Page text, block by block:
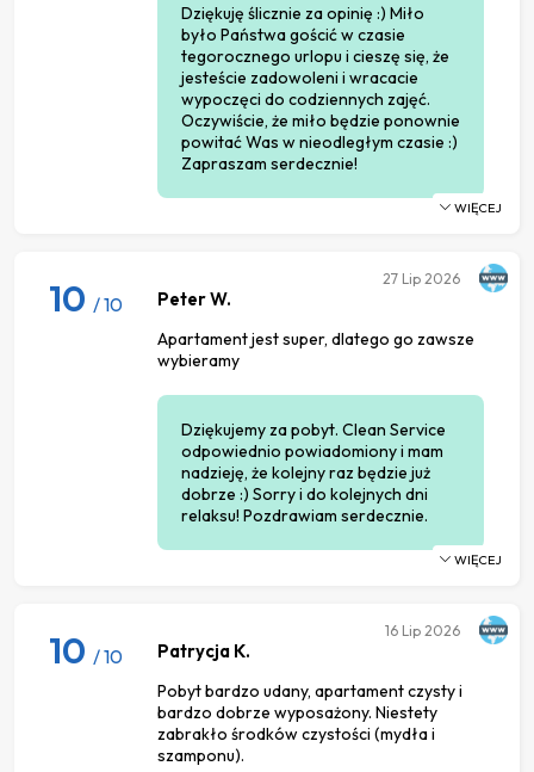
Dziękuję ślicznie za opinię :) Miło
było Państwa gościć w czasie
tegorocznego urlopu i cieszę się, że
jesteście zadowoleni i wracacie
wypoczęci do codziennych zajęć.
Oczywiście, że miło będzie ponownie
powitać Was w nieodległym czasie :)
Zapraszam serdecznie!
WIĘCEJ
10 / 10 Peter W.
Apartament jest super, dlatego go zawsze
wybieramy
Dziękujemy za pobyt. Clean Service
odpowiednio powiadomiony i mam
nadzieję, że kolejny raz będzie już
dobrze :) Sorry i do kolejnych dni
relaksu! Pozdrawiam serdecznie.
27 Lip 2026
WIĘCEJ
10 / 10 Patrycja K.
Pobyt bardzo udany, apartament czysty i
bardzo dobrze wyposażony. Niestety
zabrakło środków czystości (mydła i
szamponu).
16 Lip 2026